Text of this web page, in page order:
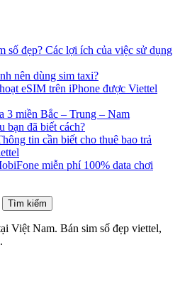
số đẹp? Các lợi ích của việc sử dụng
nên dùng sim taxi?
eSIM trên iPhone được Viettel
3 miền Bắc – Trung – Nam
bạn đã biết cách?
tin cần biết cho thuê bao trả
miễn phí 100% data chơi
Tìm kiếm
Việt Nam. Bán sim số đẹp viettel,